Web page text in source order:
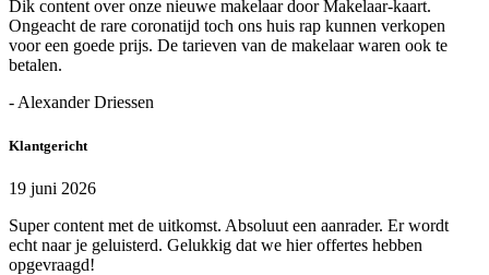
Dik content over onze nieuwe makelaar door Makelaar-kaart.
Ongeacht de rare coronatijd toch ons huis rap kunnen verkopen
voor een goede prijs. De tarieven van de makelaar waren ook te
betalen.
- Alexander Driessen
Klantgericht
19 juni 2026
Super content met de uitkomst. Absoluut een aanrader. Er wordt
echt naar je geluisterd. Gelukkig dat we hier offertes hebben
opgevraagd!